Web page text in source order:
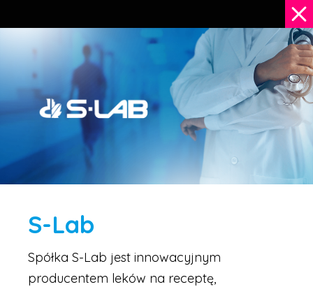
S-Lab
Spółka S-Lab jest innowacyjnym
producentem leków na receptę,